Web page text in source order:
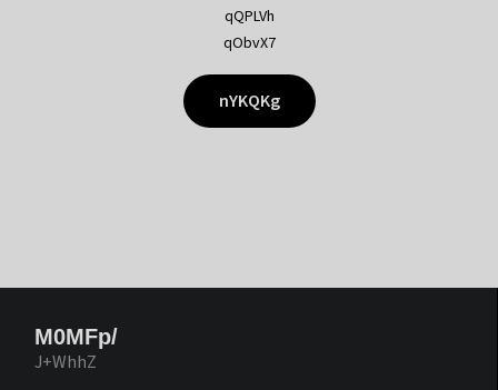
qQPLVh
qObvX7
nYKQKg
M0MFp/
J+WhhZ